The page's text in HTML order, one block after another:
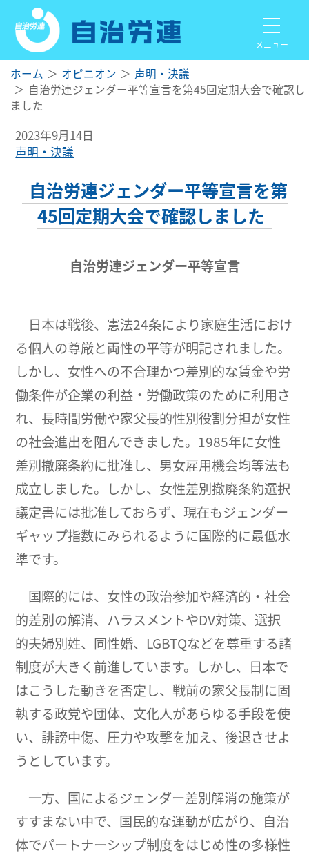
メニュー
ホーム オピニオン
声明・決議
自治労連ジェンダー平等宣言を第45回定期大会で確認し
ました
2023年9月14日
声明・決議
自治労連ジェンダー平等宣言を第
45回定期大会で確認しました
自治労連ジェンダー平等宣言
日本は戦後、憲法24条により家庭生活におけ
る個人の尊厳と両性の平等が明記されました。
しかし、女性への不合理かつ差別的な賃金や労
働条件が企業の利益・労働政策のために利用さ
れ、長時間労働や家父長的性別役割分担が女性
の社会進出を阻んできました。1985年に女性
差別撤廃条約に批准し、男女雇用機会均等法も
成立しました。しかし、女性差別撤廃条約選択
議定書には批准しておらず、現在もジェンダー
ギャップ指数にみられるように国際的に最低水
準です。
国際的には、女性の政治参加や経済的・社会
的差別の解消、ハラスメントやDV対策、選択
的夫婦別姓、同性婚、LGBTQなどを尊重する諸
制度が大きく前進しています。しかし、日本で
はこうした動きを否定し、戦前の家父長制に固
執する政党や団体、文化人があらゆる手段を使
い、誹謗中傷、圧力や攻撃を加え、後退させよ
うとしています。
一方、国によるジェンダー差別解消の施策が
すすまない中で、国民的な運動が広がり、自治
体でパートナーシップ制度をはじめ性の多様性